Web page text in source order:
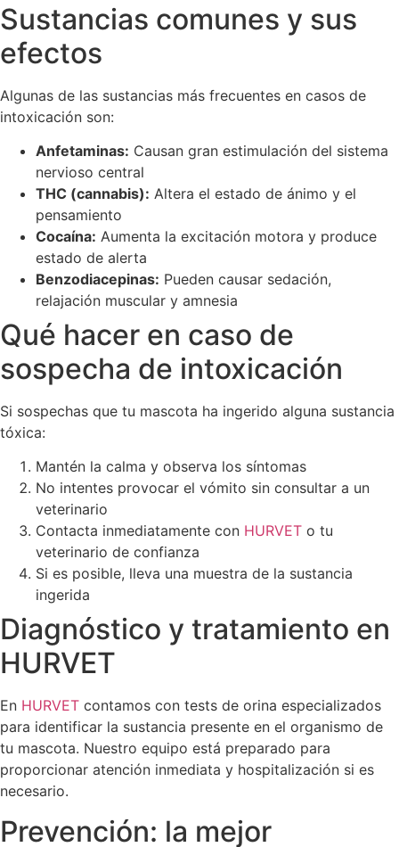
Sustancias comunes y sus
efectos
Algunas de las sustancias más frecuentes en casos de
intoxicación son:
Anfetaminas: Causan gran estimulación del sistema
nervioso central
THC (cannabis): Altera el estado de ánimo y el
pensamiento
Cocaína: Aumenta la excitación motora y produce
estado de alerta
Benzodiacepinas: Pueden causar sedación,
relajación muscular y amnesia
Qué hacer en caso de
sospecha de intoxicación
Si sospechas que tu mascota ha ingerido alguna sustancia
tóxica:
Mantén la calma y observa los síntomas
No intentes provocar el vómito sin consultar a un
veterinario
Contacta inmediatamente con HURVET o tu
veterinario de confianza
Si es posible, lleva una muestra de la sustancia
ingerida
Diagnóstico y tratamiento en
HURVET
En HURVET contamos con tests de orina especializados
para identificar la sustancia presente en el organismo de
tu mascota. Nuestro equipo está preparado para
proporcionar atención inmediata y hospitalización si es
necesario.
Prevención: la mejor